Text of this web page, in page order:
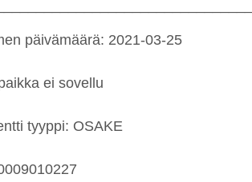
päivämäärä: 2021-03-25
ei sovellu
tyyppi: OSAKE